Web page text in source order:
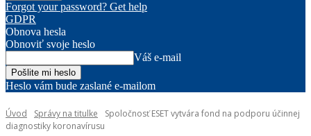
Forgot your password? Get help
GDPR
Obnova hesla
Obnoviť svoje heslo
Váš e-mail
Heslo vám bude zaslané e-mailom
Úvod Správy na titulke
Spoločnosť ESET vytvára fond na podporu účinnej
diagnostiky koronavírusu